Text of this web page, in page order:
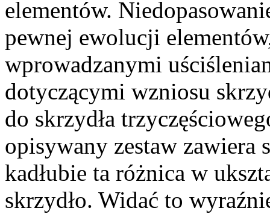
elementów.
pewnej ewolucji
wprowadzanymi
dotyczącymi wzniosu
do skrzydła
opisywany zestaw zawiera
kadłubie ta różnica w
skrzydło. Widać to